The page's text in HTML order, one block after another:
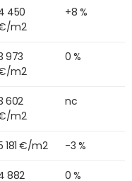
450
m2
+8 %
973
m2
0 %
602
m2
nc
181 €/m2 -3 %
882
0 %